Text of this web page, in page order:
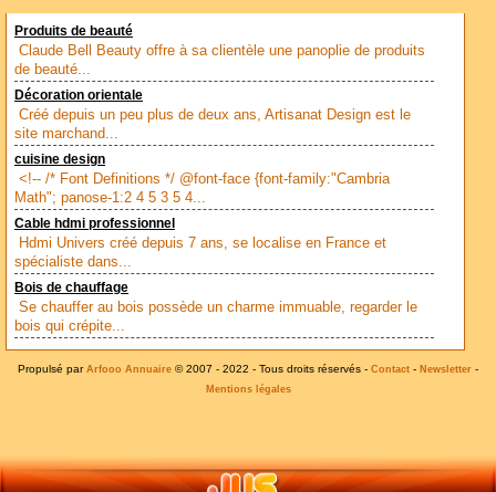
Produits de beauté
Claude Bell Beauty offre à sa clientèle une panoplie de produits
de beauté...
Décoration orientale
Créé depuis un peu plus de deux ans, Artisanat Design est le
site marchand...
cuisine design
<!-- /* Font Definitions */ @font-face {font-family:"Cambria
Math"; panose-1:2 4 5 3 5 4...
Cable hdmi professionnel
Hdmi Univers créé depuis 7 ans, se localise en France et
spécialiste dans...
Bois de chauffage
Se chauffer au bois possède un charme immuable, regarder le
bois qui crépite...
Propulsé par Arfooo Annuaire © 2007 - 2022 - Tous droits réservés - Contact - Newsletter -
Mentions légales